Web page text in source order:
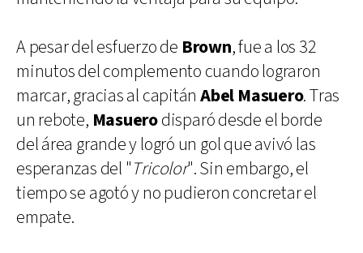
A pesar del esfuerzo de Brown, fue a los 32
minutos del complemento cuando lograron
marcar, gracias al capitánAbel Masuero. Tras
un rebote, Masuerodisparó desde el borde
del área grande y logró un gol que avivó las
esperanzas del "Tricolor". Sin embargo, el
tiempo se agotó y no pudieron concretar el
empate.